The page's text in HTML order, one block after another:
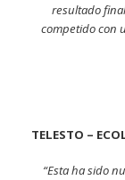
resultado
competido con
TELESTO –
“Esta ha sido